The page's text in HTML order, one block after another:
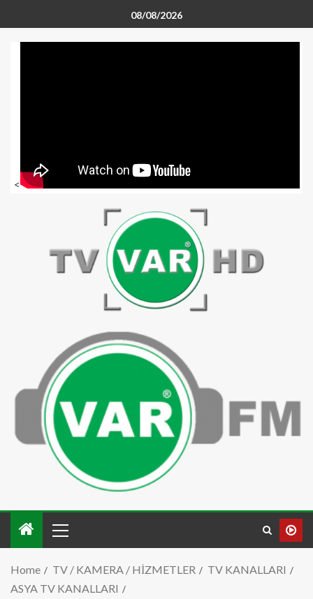
08/08/2026
<
Home TV / KAMERA / HİZMETLER
TV KANALLARI
ASYA TV KANALLARI